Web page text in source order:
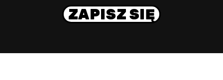
ZAPISZ SIĘ